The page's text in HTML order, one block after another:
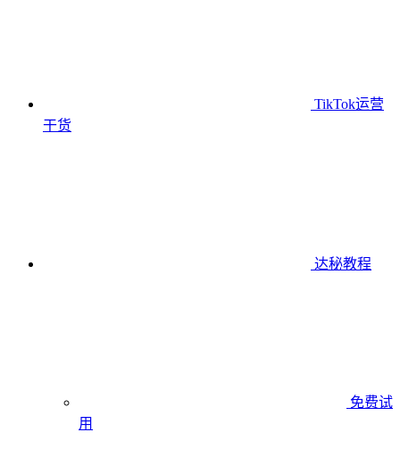
TikTok运营
干货
达秘教程
免费试
用